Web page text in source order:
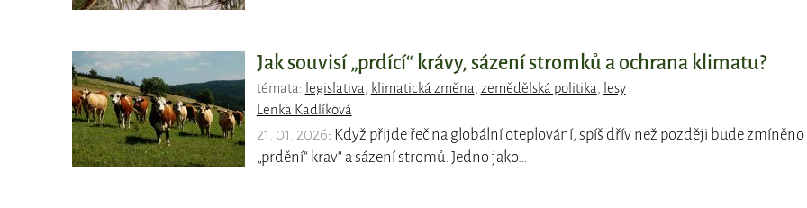
Jak souvisí „prdící“ krávy, sázení stromků a ochrana klimatu?
témata: legislativa klimatická změna zemědělská politika
lesy
Lenka Kadlíková
21. 01. 2026: Když přijde řeč na globální oteplování, spíš dřív než později bude zmíněno
„prdění“ krav“ a sázení stromů. Jedno jako…